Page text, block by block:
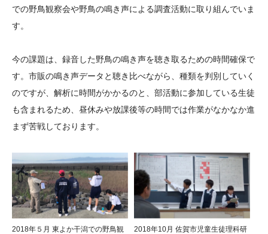
年報一覧
ム
次世代理系人材育成プ
ログラム助成
アクセス よくあるご質問
日本語 English
での野鳥観察会や野鳥の鳴き声による調査活動に取り組んでいま
す。
今の課題は、録音した野鳥の鳴き声を聴き取るための時間確保で
す。市販の鳴き声データと聴き比べながら、種類を判別していく
のですが、解析に時間がかかるのと、部活動に参加している生徒
も含まれるため、昼休みや放課後等の時間では作業がなかなか進
まず苦戦しております。
2018年５月 東よか干潟での野鳥観
2018年10月 佐賀市児童生徒理科研